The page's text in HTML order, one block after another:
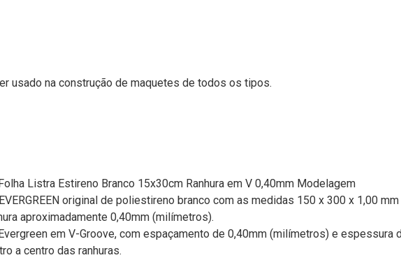
usado na construção de maquetes de todos os tipos.
Listra Estireno Branco 15x30cm Ranhura em V 0,40mm Modelagem
original de poliestireno branco com as medidas 150 x 300 x 1,00
aproximadamente 0,40mm (milímetros).
em V-Groove, com espaçamento de 0,40mm (milímetros) e espessura
a centro das ranhuras.